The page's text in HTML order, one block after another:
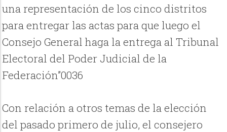
una representación de los cinco distritos
para entregar las actas para que luego el
Consejo General haga la entrega al Tribunal
Electoral del Poder Judicial de la
Federación”0036
Con relación a otros temas de la elección
del pasado primero de julio, el consejero